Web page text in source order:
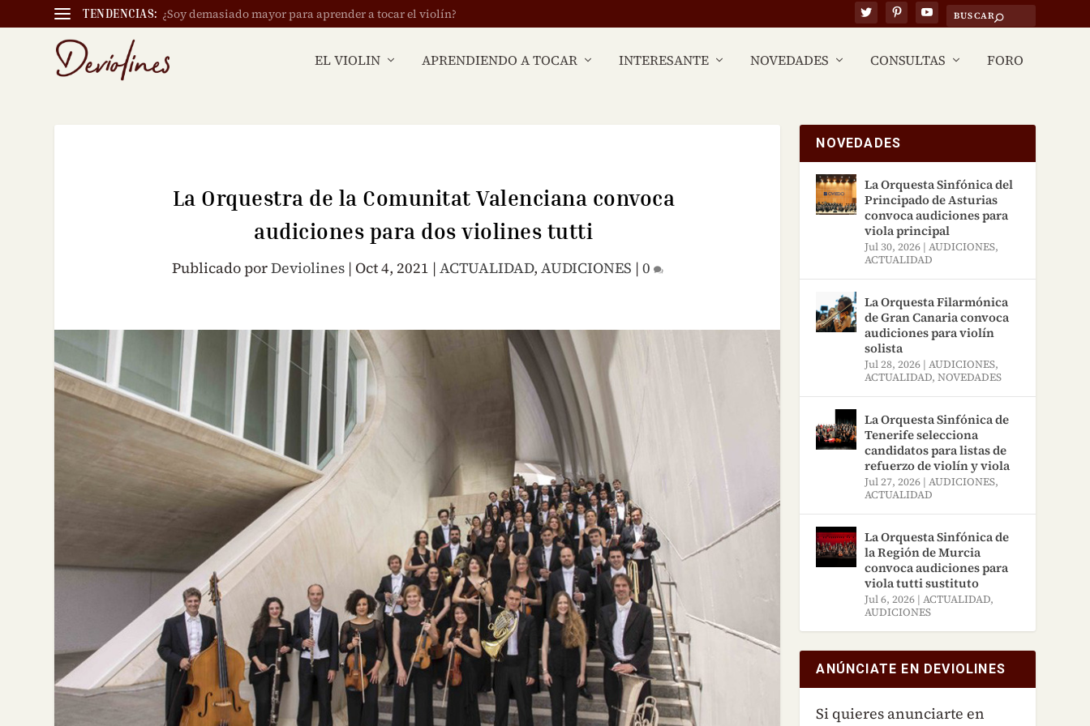
TENDENCIAS: ¿Soy demasiado mayor para aprender a tocar el violín?
EL VIOLIN APRENDIENDO A TOCAR INTERESANTE NOVEDADES CONSULTAS FORO
La Orquestra de la Comunitat Valenciana convoca
audiciones para dos violines tutti
Publicado porDeviolines| Oct 4, 2021 | ACTUALIDAD, AUDICIONES | 0
NOVEDADES
La Orquesta Sinfónica del
Principado de Asturias
convoca audiciones para
viola principal
Jul 30, 2026 |AUDICIONES,
ACTUALIDAD
La Orquesta Filarmónica
de Gran Canaria convoca
audiciones para violín
solista
Jul 28, 2026 |AUDICIONES,
ACTUALIDAD,NOVEDADES
La Orquesta Sinfónica de
Tenerife selecciona
candidatos para listas de
refuerzo de violín y viola
Jul 27, 2026 |AUDICIONES,
ACTUALIDAD
La Orquesta Sinfónica de
la Región de Murcia
convoca audiciones para
viola tutti sustituto
Jul 6, 2026 |ACTUALIDAD,
AUDICIONES
ANÚNCIATE EN DEVIOLINES
Si quieres anunciarte en